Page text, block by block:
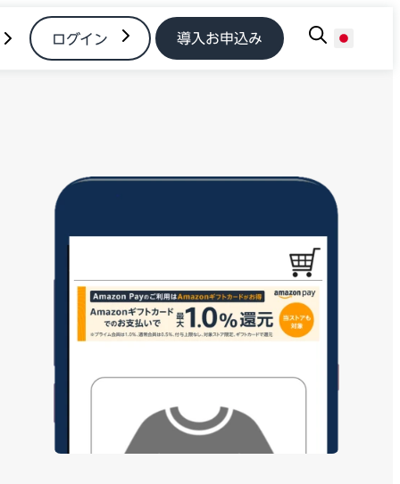
ログイン 導入お申込み